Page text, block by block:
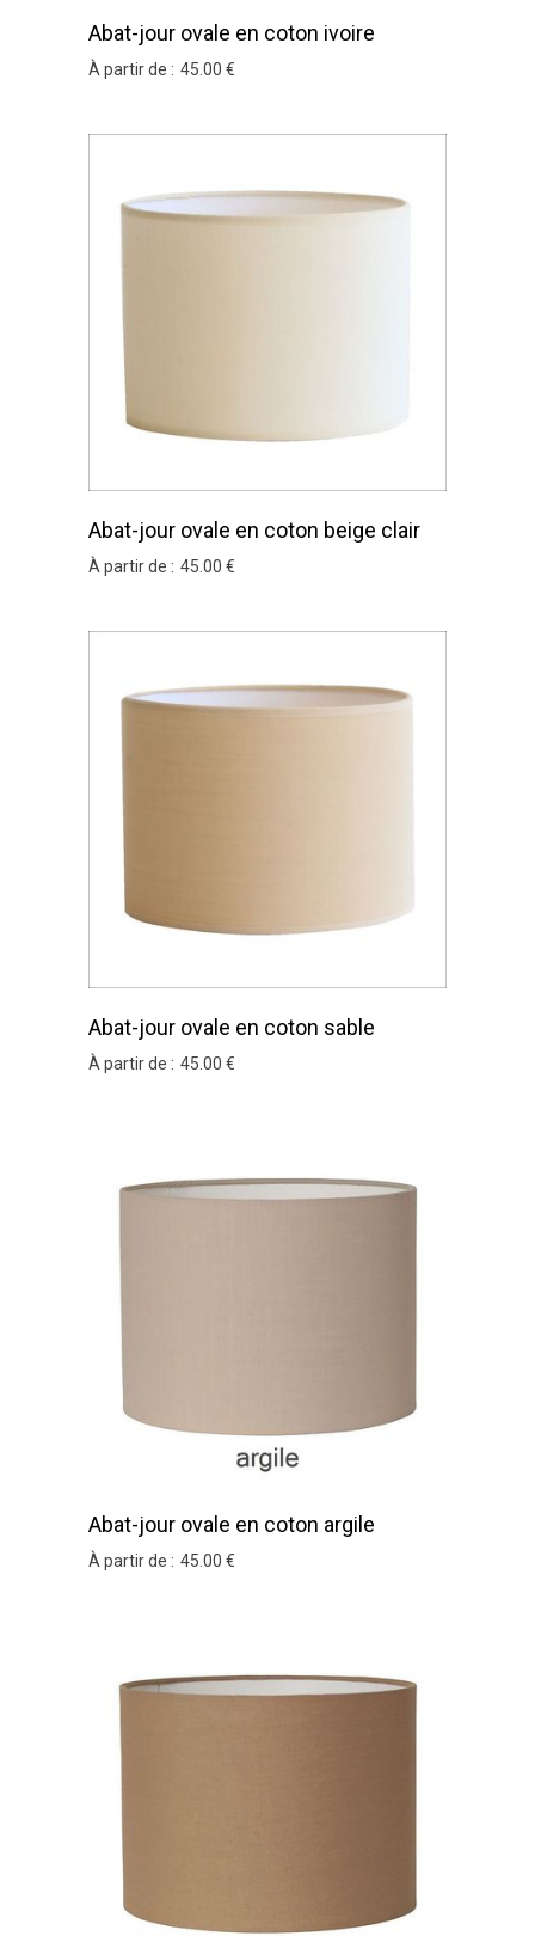
Abat-jour ovale en coton ivoire
À partir de : 45 .00 €
Abat-jour ovale en coton beige clair
À partir de : 45 .00 €
Abat-jour ovale en coton sable
À partir de : 45 .00 €
Abat-jour ovale en coton argile
À partir de : 45 .00 €